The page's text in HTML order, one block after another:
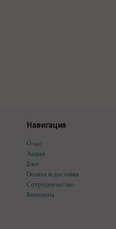
Навигация
О нас
Акции
Блог
Оплата и доставка
Сотрудничество
Контакты